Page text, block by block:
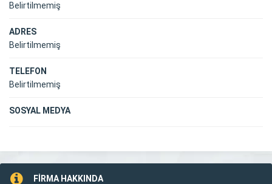
Belirtilmemiş
ADRES
Belirtilmemiş
TELEFON
Belirtilmemiş
SOSYAL MEDYA
FİRMA HAKKINDA